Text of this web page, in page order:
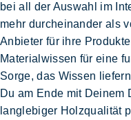
bei all der Auswahl im
mehr durcheinander als
Anbieter für ihre
Materialwissen für eine
Sorge, das Wissen
Du am Ende mit Deinem
langlebiger Holzqualität